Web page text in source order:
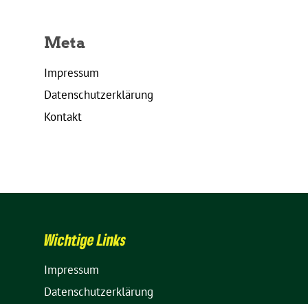
Meta
Impressum
Daten­schutz­er­klä­rung
Kontakt
Wich­tige Links
Impressum
Daten­schutz­er­klä­rung